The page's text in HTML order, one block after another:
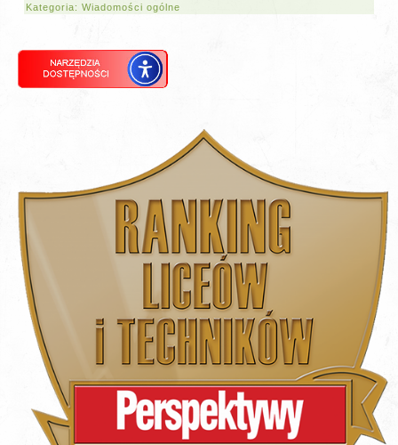
Kategoria:Wiadomości ogólne